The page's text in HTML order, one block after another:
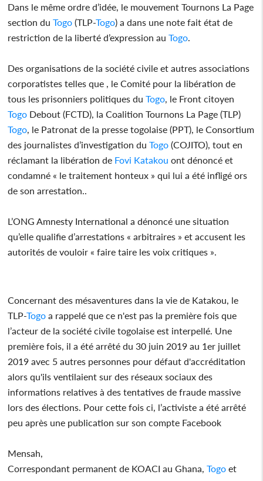
Dans le même ordre d’idée, le mouvement Tournons La Page
section duTogo (TLP-Togo) a dans une note fait état de
restriction de la liberté d’expression auTogo.
Des organisations de la société civile et autres associations
corporatistes telles que , le Comité pour la libération de
tous les prisonniers politiques duTogo, le Front citoyen
Togo Debout (FCTD), la Coalition Tournons La Page (TLP)
Togo, le Patronat de la presse togolaise (PPT), le Consortium
des journalistes d’investigation duTogo (COJITO), tout en
réclamant la libération de Fovi Katakou ont dénoncé et
condamné « le traitement honteux » qui lui a été infligé ors
de son arrestation..
L’ONG Amnesty International a dénoncé une situation
qu’elle qualifie d’arrestations « arbitraires » et accusent les
autorités de vouloir « faire taire les voix critiques ».
Concernant des mésaventures dans la vie de Katakou, le
TLP-Togo a rappelé que ce n'est pas la première fois que
l’acteur de la société civile togolaise est interpellé. Une
première fois, il a été arrêté du 30 juin 2019 au 1er juillet
2019 avec 5 autres personnes pour défaut d'accréditation
alors qu'ils ventilaient sur des réseaux sociaux des
informations relatives à des tentatives de fraude massive
lors des élections. Pour cette fois ci, l’activiste a été arrêté
peu après une publication sur son compte Facebook
Mensah,
Correspondant permanent de KOACI au Ghana,Togo et